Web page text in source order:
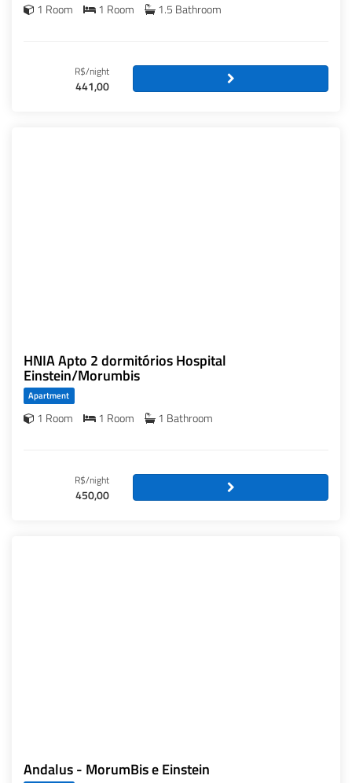
1 Room 1 Room 1.5 Bathroom
R$/night
441,00
HNIA Apto 2 dormitórios Hospital
Einstein/Morumbis
Apartment
1 Room 1 Room 1 Bathroom
R$/night
450,00
Andalus - MorumBis e Einstein